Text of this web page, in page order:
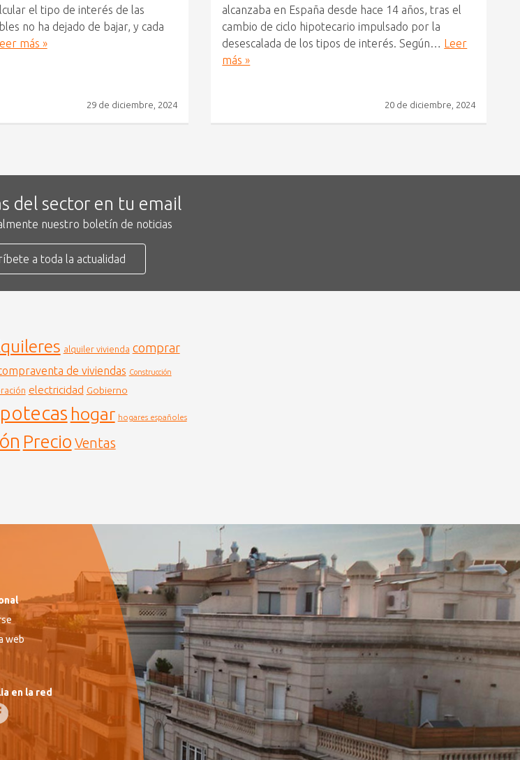
el tipo de interés de las
no ha dejado de bajar, y cada
más »
29 de diciembre, 2024
alcanzaba en España desde hace 14 años, tras el
cambio de ciclo hipotecario impulsado por la
desescalada de los tipos de interés. Según… Leer
más »
20 de diciembre, 2024
del sector en tu email
nuestro boletín de noticias
a toda la actualidad
alquiler vivienda comprar
de viviendas Construcción
electricidad Gobierno
hogar hogares españoles
Precio Ventas
web
en la red